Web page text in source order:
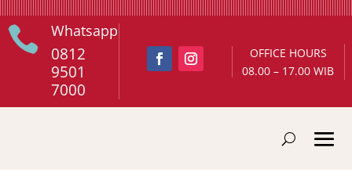
 Whatsapp
0812
9501
7000
OFFICE HOURS
08.00 – 17.00 WIB